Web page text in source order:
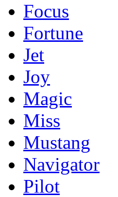
Focus
Fortune
Jet
Joy
Magic
Miss
Mustang
Navigator
Pilot